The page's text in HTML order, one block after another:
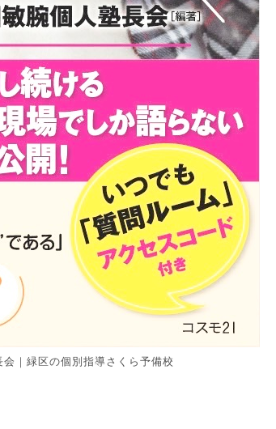
｜緑区の個別指導さくら予備校